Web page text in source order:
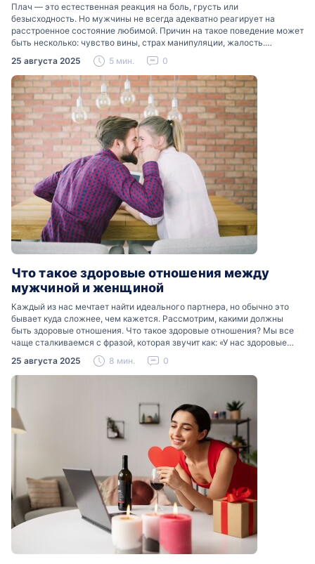
Плач — это естественная реакция на боль, грусть или
безысходность. Но мужчины не всегда адекватно реагирует на
расстроенное состояние любимой. Причин на такое поведение может
быть несколько: чувство вины, страх манипуляции, жалость.
Разобраться, почему мужчины боятся женских слез, помогут советы
психологов…
25 августа 2025 5 мин. 0
Что такое здоровые отношения между
мужчиной и женщиной
Каждый из нас мечтает найти идеального партнера, но обычно это
бывает куда сложнее, чем кажется. Рассмотрим, какими должны
быть здоровые отношения. Что такое здоровые отношения? Мы все
чаще сталкиваемся с фразой, которая звучит как: «У нас здоровые
отношения». Что именно подразумевается…
25 августа 2025 8 мин. 0